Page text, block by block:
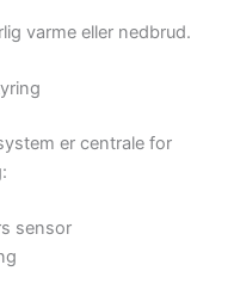
varme eller nedbrud.
er centrale for
sensor